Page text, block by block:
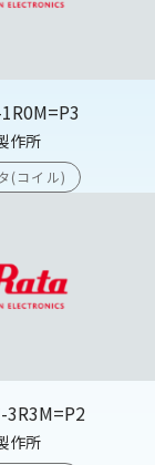
作所
(コイル)
3R3M=P2
作所